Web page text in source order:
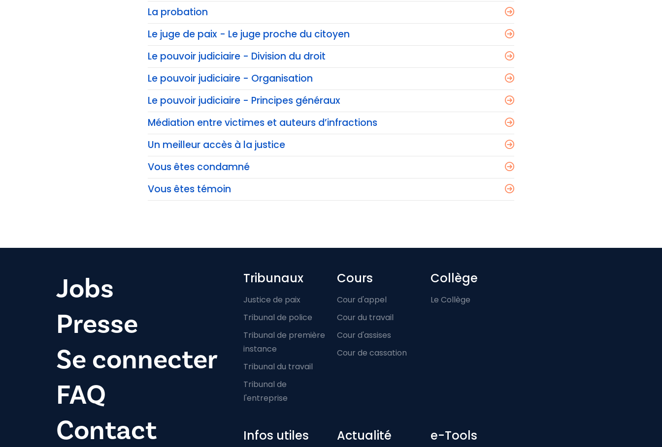
La probation
Le juge de paix - Le juge proche du citoyen
Le pouvoir judiciaire - Division du droit
Le pouvoir judiciaire - Organisation
Le pouvoir judiciaire - Principes généraux
Médiation entre victimes et auteurs d’infractions
Un meilleur accès à la justice
Vous êtes condamné
Vous êtes témoin
Jobs
Presse
Se connecter
FAQ
Contact
Footer-menu
Tribunaux
Justice de paix
Tribunal de police
Tribunal de première
instance
Tribunal du travail
Tribunal de
l'entreprise
Cours
Cour d'appel
Cour du travail
Cour d'assises
Cour de cassation
Collège
Le Collège
Infos utiles Actualité e-Tools